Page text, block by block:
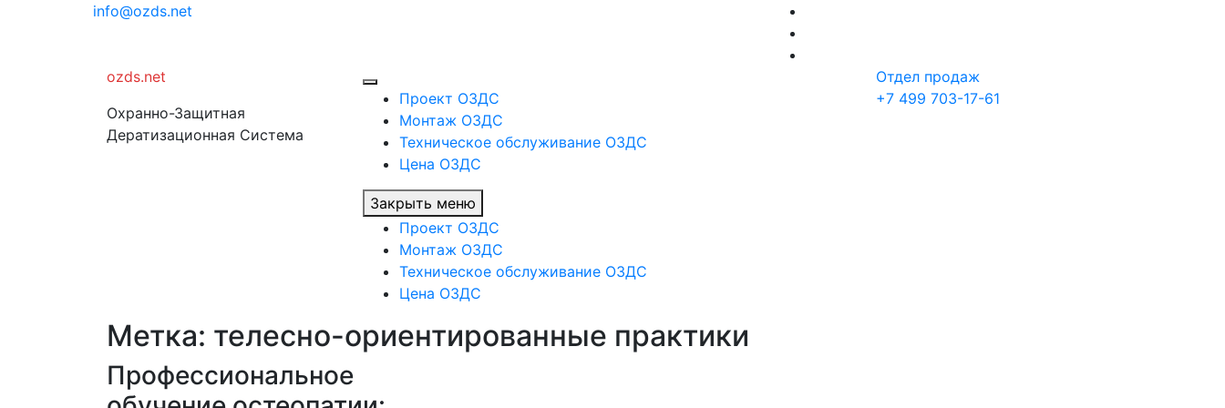
info@ozds.net
ozds.net
Охранно-Защитная
Дератизационная Система
Проект ОЗДС
Монтаж ОЗДС
Техническое обслуживание ОЗДС
Цена ОЗДС
Закрыть меню
Проект ОЗДС
Монтаж ОЗДС
Техническое обслуживание ОЗДС
Цена ОЗДС
Отдел продаж
+7 499 703-17-61
Метка: телесно-ориентированные практики
Профессиональное